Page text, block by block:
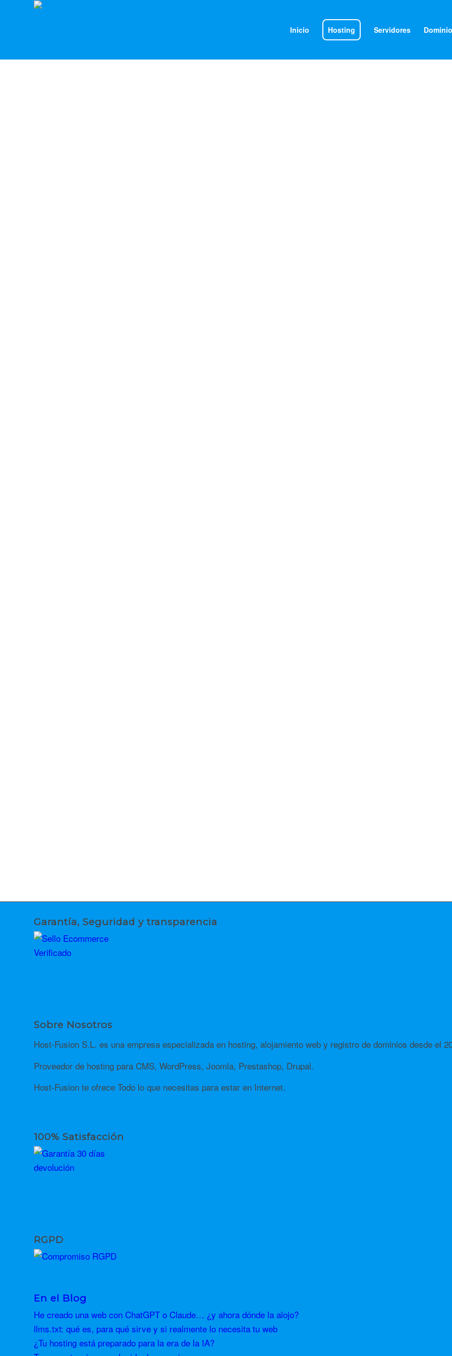
Inicio Hosting Servidores
Garantía, Seguridad y transparencia
Sobre Nosotros
Host-Fusion S.L. es una empresa especializada en hosting, alojamiento web y registro de dominios desde el
Proveedor de hosting para CMS, WordPress, Joomla, Prestashop, Drupal.
Host-Fusion te ofrece Todo lo que necesitas para estar en Internet.
100% Satisfacción
RGPD
En el Blog
He creado una web con ChatGPT o Claude… ¿y ahora dónde la alojo?
llms.txt: qué es, para qué sirve y si realmente lo necesita tu web
¿Tu hosting está preparado para la era de la IA?